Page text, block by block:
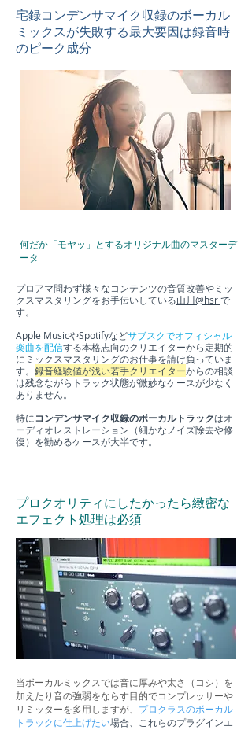
宅録コンデンサマイク収録のボーカル
ミックスが失敗する最大要因は録音時
のピーク成分
何だか「モヤッ」とするオリジナル曲のマスターデ
ータ
プロアマ問わず様々なコンテンツの音質改善やミッ
クスマスタリングをお手伝いしている山川@hsrで
す。
Apple MusicやSpotifyなどサブスクでオフィシャル
楽曲を配信する本格志向のクリエイターから定期的
にミックスマスタリングのお仕事を請け負っていま
す。 録音経験値が浅い若手クリエイターからの相談
は残念ながらトラック状態が微妙なケースが少なく
ありません。
特にコンデンサマイク収録のボーカルトラックはオ
ーディオレストレーション（細かなノイズ除去や修
復）を勧めるケースが大半です。
プロクオリティにしたかったら緻密な
エフェクト処理は必須
当ボーカルミックスでは音に厚みや太さ（コシ）を
加えたり音の強弱をならす目的でコンプレッサーや
リミッターを多用しますが、 プロクラスのボーカル
トラックに仕上げたい場合、これらのプラグインエ